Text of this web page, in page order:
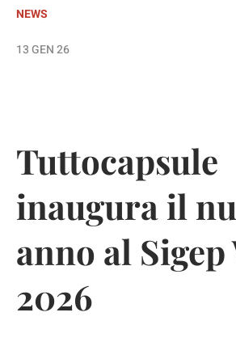
NEWS
13 GEN 26
Tuttocapsule
inaugura il
anno al
2026